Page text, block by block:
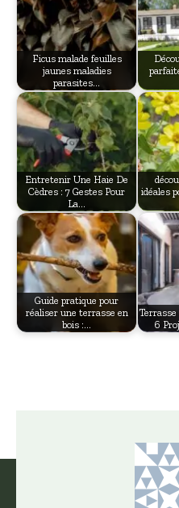
Ficus malade feuilles
jaunes maladies
parasites…
Entretenir Une Haie De
Cèdres : 7 Gestes Pour
La…
idéales
Guide pratique pour
réaliser une terrasse en
bois :…
Terrasse
6